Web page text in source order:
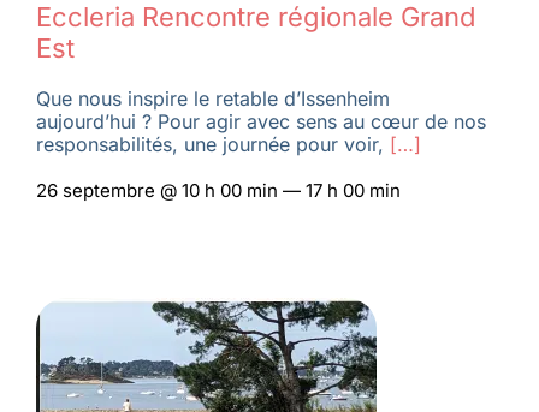
Eccleria Rencontre régionale Grand
Est
Que nous inspire le retable d’Issenheim
aujourd’hui ? Pour agir avec sens au cœur de nos
responsabilités, une journée pour voir, […]
26 septembre @ 10 h 00 min — 17 h 00 min